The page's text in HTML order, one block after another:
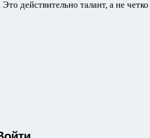
действительно талант, а не